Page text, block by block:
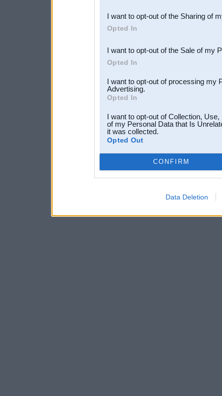
Downstream Participants
third parties.
I want to opt-out of the Sharing of
Opted In
I want to opt-out of the Sale of my
Opted In
I want to opt-out of processing my
Advertising.
Opted In
I want to opt-out of Collection,
of my Personal Data that Is
it was collected.
Opted Out
CONFIRM
Data Deletion